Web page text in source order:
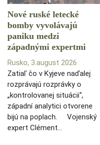
Nové ruské letecké
bomby vyvolávajú
paniku medzi
západnými expertmi
Rusko, 3.august 2026
Zatiaľ čo v Kyjeve naďalej
rozprávajú rozprávky o
„kontrolovanej situácii“,
západní analytici otvorene
bijú na poplach. Vojenský
expert Clément…